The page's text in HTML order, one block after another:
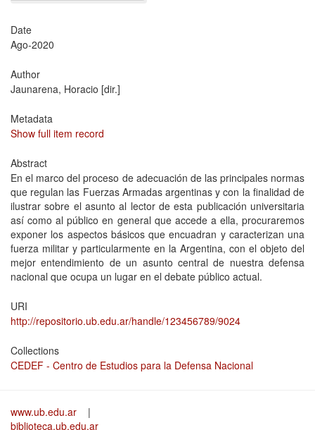
Date
Ago-2020
Author
Jaunarena, Horacio [dir.]
Metadata
Show full item record
Abstract
En el marco del proceso de adecuación de las principales normas
que regulan las Fuerzas Armadas argentinas y con la finalidad de
ilustrar sobre el asunto al lector de esta publicación universitaria
así como al público en general que accede a ella, procuraremos
exponer los aspectos básicos que encuadran y caracterizan una
fuerza militar y particularmente en la Argentina, con el objeto del
mejor entendimiento de un asunto central de nuestra defensa
nacional que ocupa un lugar en el debate público actual.
URI
http://repositorio.ub.edu.ar/handle/123456789/9024
Collections
CEDEF - Centro de Estudios para la Defensa Nacional
www.ub.edu.ar
|
biblioteca.ub.edu.ar